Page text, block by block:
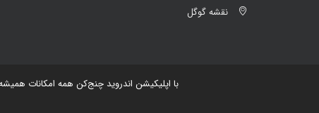
با اپلیکیشن اندروید چنج‌کن همه امکانات